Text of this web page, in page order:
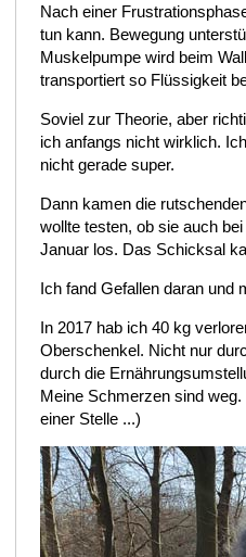
Nach einer
tun kann. Bewegung
Muskelpumpe wird beim
transportiert so Flüssigkeit
Soviel zur Theorie, aber
ich anfangs nicht wirklich.
nicht gerade super.
Dann kamen die
wollte testen, ob sie auch
Januar los. Das Schicksal
Ich fand Gefallen daran und
In 2017 hab ich 40 kg
Oberschenkel. Nicht nur
durch die
Meine Schmerzen sind
einer Stelle ...)